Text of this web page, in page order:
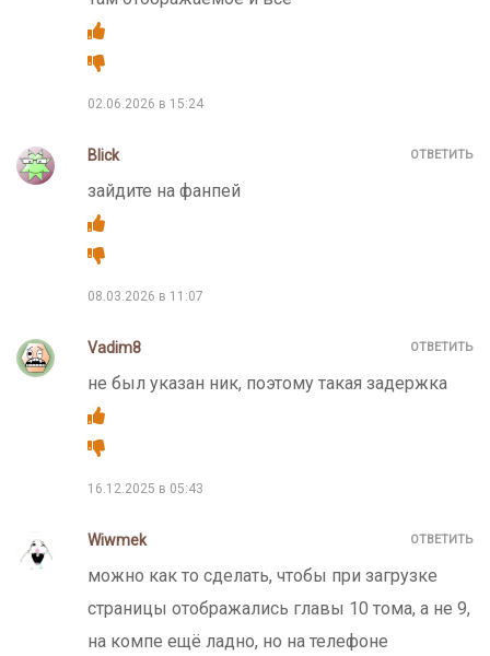
02.06.2026 в 15:24
Blick
зайдите на фанпей
08.03.2026 в 11:07
ОТВЕТИТЬ
Vadim8
не был указан ник, поэтому такая задержка
16.12.2025 в 05:43
ОТВЕТИТЬ
Wiwmek
можно как то сделать, чтобы при загрузке
страницы отображались главы 10 тома, а не 9,
на компе ещё ладно, но на телефоне
ОТВЕТИТЬ